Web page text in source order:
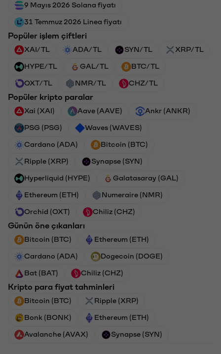
9 Mayıs 2026 Solana fiyatı
31 Temmuz 2026 Linea fiyatı
Popüler işlem çiftleri
XAI/TL ADA/TL SYN/TL XRP/TL
HYPE/TL GAL/TL BTC/TL
OXT/TL NMR/TL CHZ/TL
Popüler kripto paralar
Xai (XAI) Aave (AAVE) Ankr (ANKR)
PSG (PSG) Waves (WAVES)
Cardano (ADA) Bitcoin (BTC)
Ripple (XRP) Synapse (SYN)
Hyperliquid (HYPE) Galatasaray (GAL)
Ethereum (ETH) Numeraire (NMR)
Orchid (OXT) Chiliz (CHZ)
Günün öne çıkanları
Bitcoin (BTC) Ethereum (ETH)
Cardano (ADA) Dogecoin (DOGE)
Bat (BAT) Chiliz (CHZ)
Kripto para fiyat tahminleri
Bitcoin (BTC) Ripple (XRP)
Bonk (BONK) Ethereum (ETH)
Avalanche (AVAX) Synapse (SYN)